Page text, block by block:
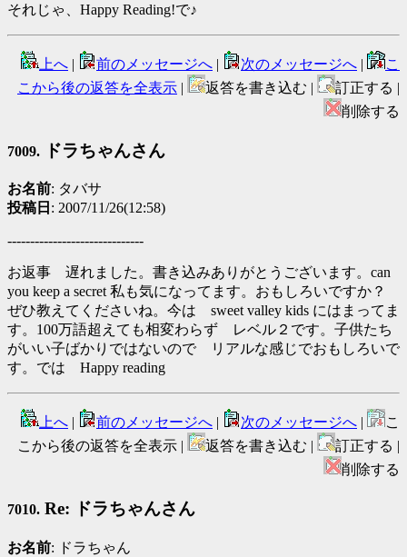
それじゃ、Happy Reading!で♪
上へ | 前のメッセージへ | 次のメッセージへ |
こ
こから後の返答を全表示 | 返答を書き込む |
訂正する |
削除する
7009. ドラちゃんさん
お名前: タバサ
投稿日 : 2007/11/26(12:58)
------------------------------
お返事 遅れました。書き込みありがとうございます。can
you keep a secret 私も気になってます。おもしろいですか？
ぜひ教えてくださいね。今は sweet valley kids にはまってま
す。100万語超えても相変わらず レベル２です。子供たち
がいい子ばかりではないので リアルな感じでおもしろいで
す。では Happy reading
上へ | 前のメッセージへ | 次のメッセージへ |
こ
こから後の返答を全表示 |
返答を書き込む |
訂正する |
削除する
7010. Re: ドラちゃんさん
お名前: ドラちゃん